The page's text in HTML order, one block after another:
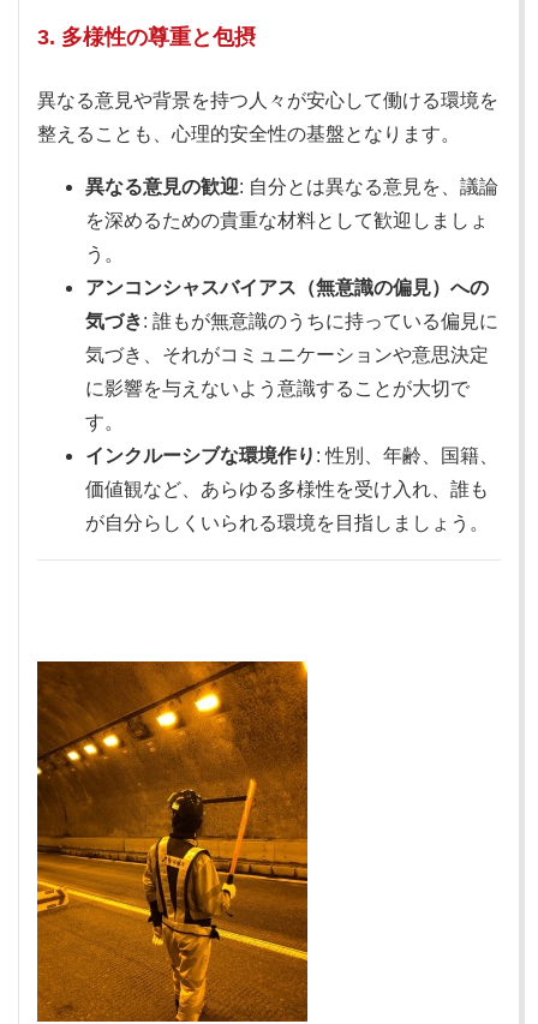
3. 多様性の尊重と包摂
異なる意見や背景を持つ人々が安心して働ける環境を
整えることも、心理的安全性の基盤となります。
異なる意見の歓迎: 自分とは異なる意見を、議論
を深めるための貴重な材料として歓迎しましょ
う。
アンコンシャスバイアス（無意識の偏見）への
気づき: 誰もが無意識のうちに持っている偏見に
気づき、それがコミュニケーションや意思決定
に影響を与えないよう意識することが大切で
す。
インクルーシブな環境作り : 性別、年齢、国籍、
価値観など、あらゆる多様性を受け入れ、誰も
が自分らしくいられる環境を目指しましょう。